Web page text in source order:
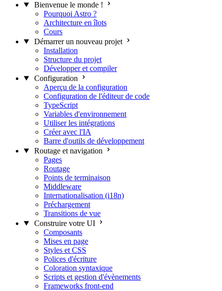
Bienvenue le monde !
Pourquoi Astro ?
Architecture en îlots
Cours
Démarrer un nouveau projet
Installation
Structure du projet
Développer et compiler
Configuration
Aperçu de la configuration
Configuration de l'éditeur de code
TypeScript
Variables d'environnement
Utiliser les intégrations
Créer avec l'IA
Barre d'outils de développement
Routage et navigation
Pages
Routage
Points de terminaison
Middleware
Internationalisation (i18n)
Préchargement
Transitions de vue
Construire votre UI
Composants
Mises en page
Styles et CSS
Polices d'écriture
Coloration syntaxique
Scripts et gestion d'évènements
Frameworks front-end